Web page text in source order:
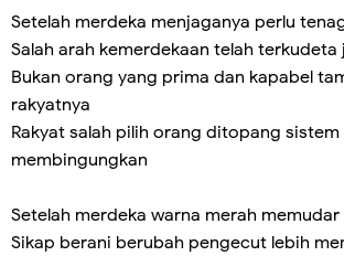
Setelah merdeka menjaganya perlu
Salah arah kemerdekaan telah terkudeta
Bukan orang yang prima dan kapabel
rakyatnya
Rakyat salah pilih orang ditopang
membingungkan
Setelah merdeka warna merah
Sikap berani berubah pengecut lebih